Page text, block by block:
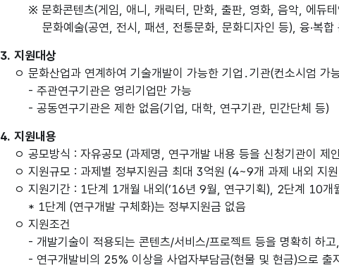
※ 문화콘텐츠(게임, 애니, 캐릭터, 만화, 출판, 영화, 음악, 에듀테
문화예술(공연, 전시, 패션, 전통문화, 문화디자인 등), 융·복합
3. 지원대상
ㅇ 문화산업과 연계하여 기술개발이 가능한 기업․기관(컨소시엄 가
- 주관연구기관은 영리기업만 가능
- 공동연구기관은 제한 없음(기업, 대학, 연구기관, 민간단체 등)
4. 지원내용
ㅇ 공모방식 : 자유공모 (과제명, 연구개발 내용 등을 신청기관이 제
ㅇ 지원규모 : 과제별 정부지원금 최대 3억원 (4~9개 과제 내외 지
ㅇ 지원기간 : 1단계 1개월 내외(’16년 9월, 연구기획), 2단계 10
* 1단계 (연구개발 구체화)는 정부지원금 없음
ㅇ 지원조건
- 개발기술이 적용되는 콘텐츠/서비스/프로젝트 등을 명확히 하
- 연구개발비의 25% 이상을 사업자부담금(현물 및 현금)으로 출